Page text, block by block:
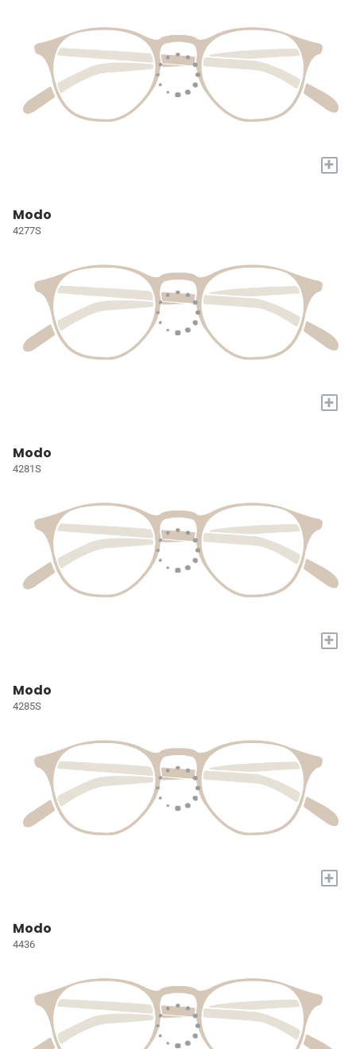
+
Modo
4277S
+
Modo
4281S
+
Modo
4285S
+
Modo
4436